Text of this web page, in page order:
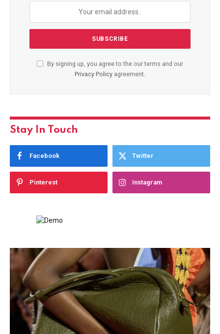
By signing up, you agree to the our terms and our
Privacy Policy agreement.
Stay In Touch
Facebook Twitter
Pinterest Instagram